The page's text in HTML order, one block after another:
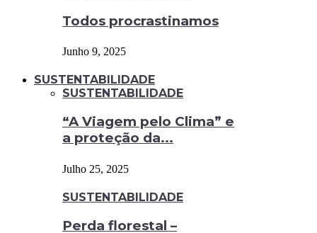
Todos procrastinamos
Junho 9, 2025
SUSTENTABILIDADE
SUSTENTABILIDADE
“A Viagem pelo Clima” e
a proteção da...
Julho 25, 2025
SUSTENTABILIDADE
Perda florestal –